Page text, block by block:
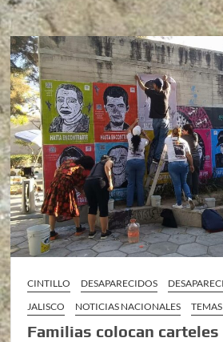
CINTILLO DESAPARECIDOS
JALISCO
NOTICIAS NACIONALES
Familias colocan carteles